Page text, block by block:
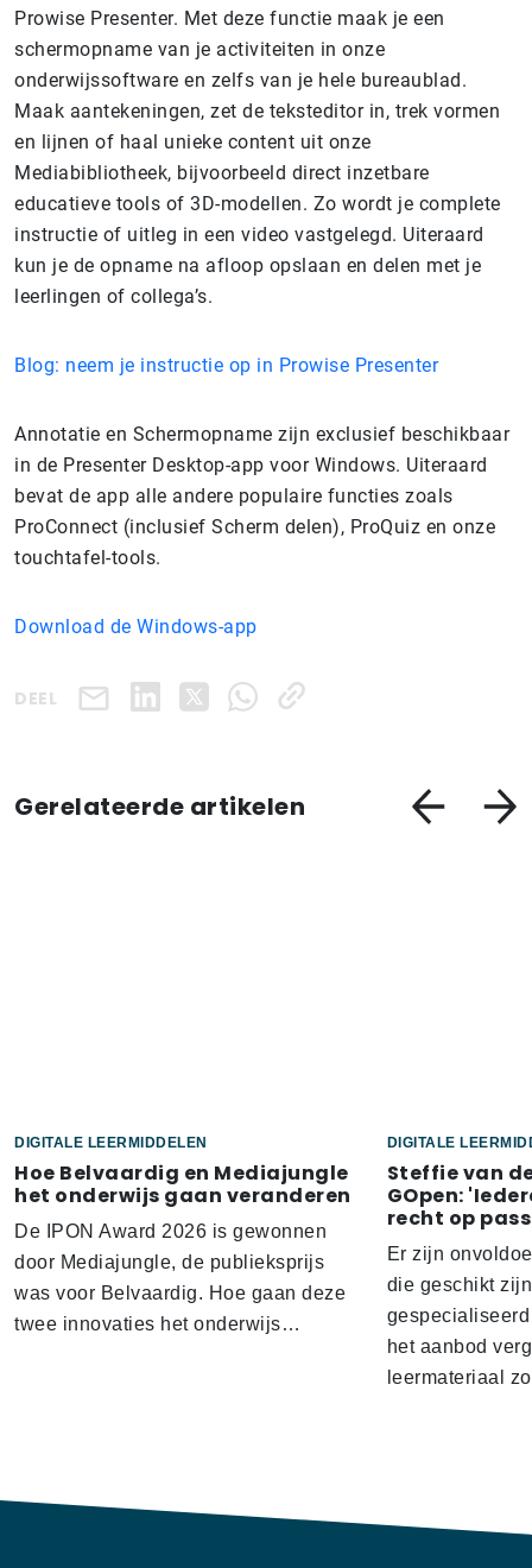
Prowise Presenter. Met deze functie maak je een
schermopname van je activiteiten in onze
onderwijssoftware en zelfs van je hele bureaublad.
Maak aantekeningen, zet de teksteditor in, trek vormen
en lijnen of haal unieke content uit onze
Mediabibliotheek, bijvoorbeeld direct inzetbare
educatieve tools of 3D-modellen. Zo wordt je complete
instructie of uitleg in een video vastgelegd. Uiteraard
kun je de opname na afloop opslaan en delen met je
leerlingen of collega’s.
Blog: neem je instructie op in Prowise Presenter
Annotatie en Schermopname zijn exclusief beschikbaar
in de Presenter Desktop-app voor Windows. Uiteraard
bevat de app alle andere populaire functies zoals
ProConnect (inclusief Scherm delen), ProQuiz en onze
touchtafel-tools.
Download de Windows-app
DEEL
Gerelateerde artikelen
DIGITALE LEERMIDDELEN
Hoe Belvaardig en Mediajungle
het onderwijs gaan veranderen
De IPON Award 2026 is gewonnen
door Mediajungle, de publieksprijs
was voor Belvaardig. Hoe gaan deze
twee innovaties het onderwijs…
DIGITALE
Steffie van
GOpen:
recht op
Er zijn
die geschikt
het aanbod
leermateriaal